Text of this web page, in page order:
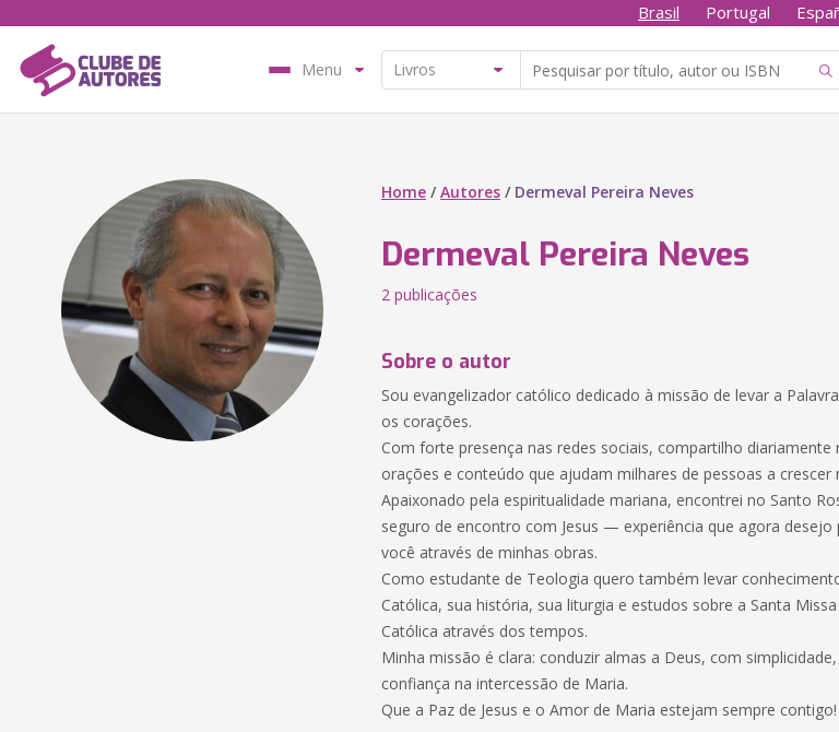
Brasil Portugal
Menu
Home /Autores / Dermeval Pereira Neves
Dermeval Pereira Neves
2 publicações
Sobre o autor
Sou evangelizador católico dedicado à missão de levar a
os corações.
Com forte presença nas redes sociais, compartilho diariamente
orações e conteúdo que ajudam milhares de pessoas a crescer
Apaixonado pela espiritualidade mariana, encontrei no Santo
seguro de encontro com Jesus — experiência que agora desejo
você através de minhas obras.
Como estudante de Teologia quero também levar
Católica, sua história, sua liturgia e estudos sobre a Santa
Católica através dos tempos.
Minha missão é clara: conduzir almas a Deus, com
confiança na intercessão de Maria.
Que a Paz de Jesus e o Amor de Maria estejam sempre contigo!